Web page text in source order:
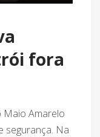
fora
Maio Amarelo
segurança. Na